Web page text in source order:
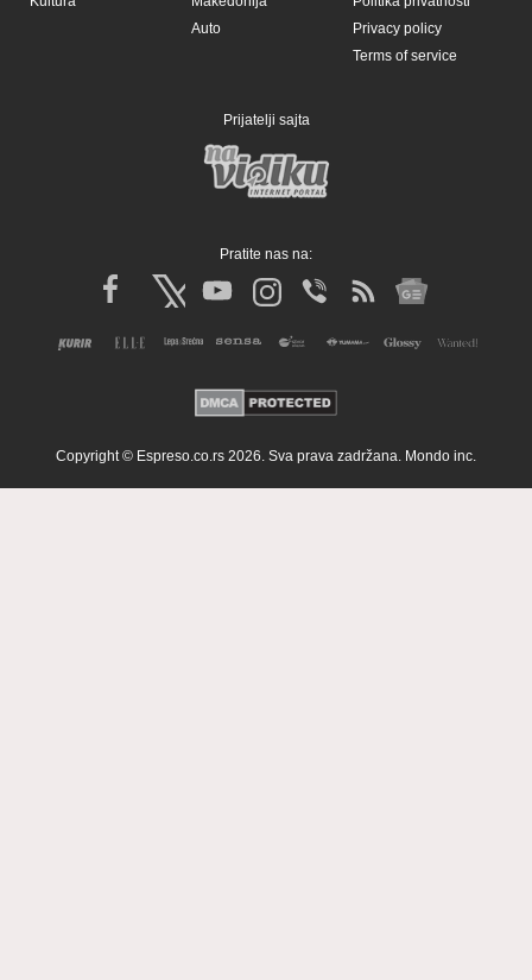
Auto
Privacy policy
Terms of service
Prijatelji sajta
Pratite nas na:
Copyright © Espreso.co.rs 2026. Sva prava zadržana. Mondo inc.